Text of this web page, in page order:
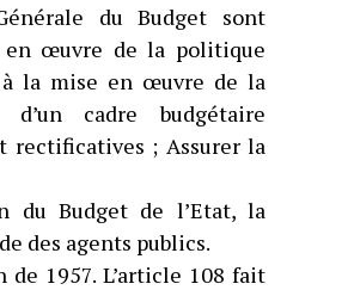
du Budget sont
en œuvre de la politique
la mise en œuvre de la
cadre budgétaire
rectificatives ; Assurer la
du Budget de l’Etat, la
des agents publics.
1957. L’article 108 fait